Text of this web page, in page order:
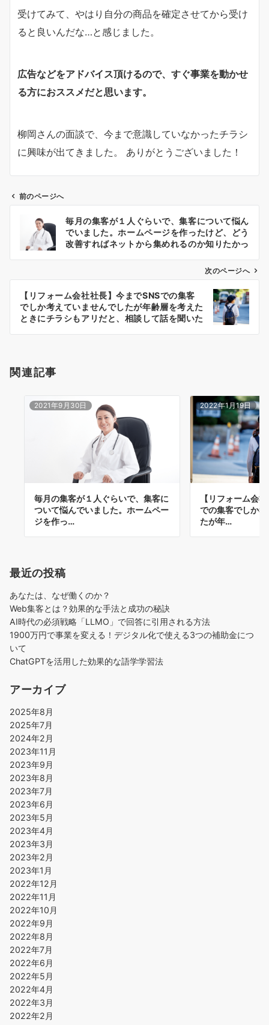
受けてみて、やはり自分の商品を確定させてから受け
ると良いんだな…と感じました。
広告などをアドバイス頂けるので、すぐ事業を動かせ
る方におススメだと思います。
柳岡さんの面談で、今まで意識していなかったチラシ
に興味が出てきました。 ありがとうございました！
ン
前のページへ
毎月の集客が１人ぐらいで、集客について悩ん
でいました。ホームページを作ったけど、どう
改善すればネットから集めれるのか知りたかっ
次のページへ
【リフォーム会社社長】今までSNSでの集客
でしか考えていませんでしたが年齢層を考えた
ときにチラシもアリだと、相談して話を聞いた
関連記事
2021年9月30日
毎月の集客が１人ぐらいで、集客に
ついて悩んでいました。ホームペー
ジを作っ…
2022年1月19日
【リフォーム会
での集客でしか
たが年…
最近の投稿
あなたは、なぜ働くのか？
Web集客とは？効果的な手法と成功の秘訣
AI時代の必須戦略「LLMO」で回答に引用される方法
1900万円で事業を変える！デジタル化で使える3つの補助金につ
いて
ChatGPTを活用した効果的な語学学習法
アーカイブ
2025年8月
2025年7月
2024年2月
2023年11月
2023年9月
2023年8月
2023年7月
2023年6月
2023年5月
2023年4月
2023年3月
2023年2月
2023年1月
2022年12月
2022年11月
2022年10月
2022年9月
2022年8月
2022年7月
2022年6月
2022年5月
2022年4月
2022年3月
2022年2月